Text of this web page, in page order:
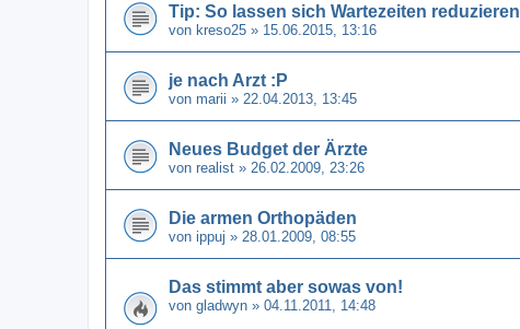
Tip: So lassen sich Wartezeiten reduzieren
von kreso25 » 15.06.2015, 13:16
je nach Arzt :P
von marii » 22.04.2013, 13:45
Neues Budget der Ärzte
von realist » 26.02.2009, 23:26
Die armen Orthopäden
von ippuj » 28.01.2009, 08:55
Das stimmt aber sowas von!
von gladwyn » 04.11.2011, 14:48